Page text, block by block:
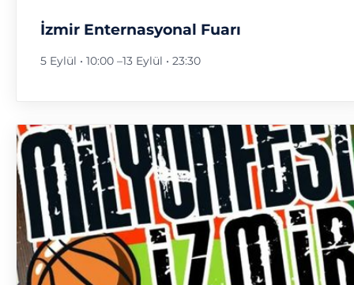
İzmir Enternasyonal Fuarı
5 Eylül • 10:00 –13 Eylül • 23:30